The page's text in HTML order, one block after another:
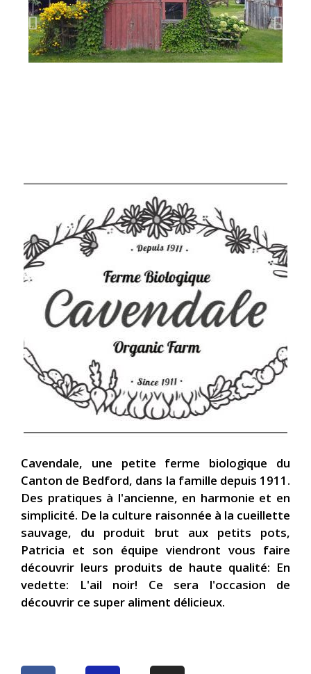
Cavendale, une petite ferme biologique du
Canton de Bedford, dans la famille depuis 1911.
Des pratiques à l'ancienne, en harmonie et en
simplicité. De la culture raisonnée à la cueillette
sauvage, du produit brut aux petits pots,
Patricia et son équipe viendront vous faire
découvrir leurs produits de haute qualité: En
vedette: L'ail noir! Ce sera l'occasion de
découvrir ce super aliment délicieux.